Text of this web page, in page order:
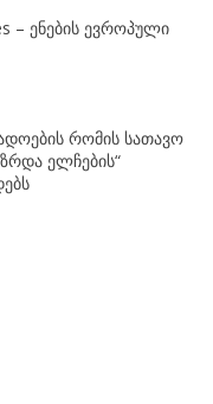
– ენების ევროპული
რომის სათავო
ელჩების“